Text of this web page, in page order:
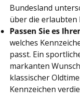
Bundesland
über die erlaubten
Passen Sie es
welches
passt. Ein
markanten
klassischer
Kennzeichen